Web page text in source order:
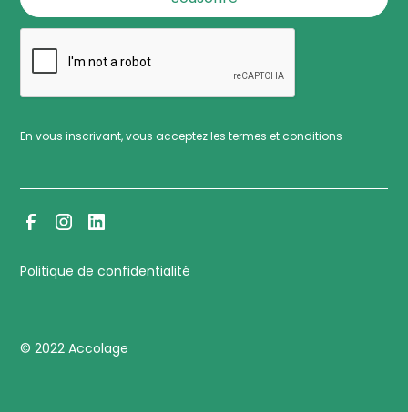
En vous inscrivant, vous acceptez les termes et conditions
© 2022 Accolage
Politique de confidentialité